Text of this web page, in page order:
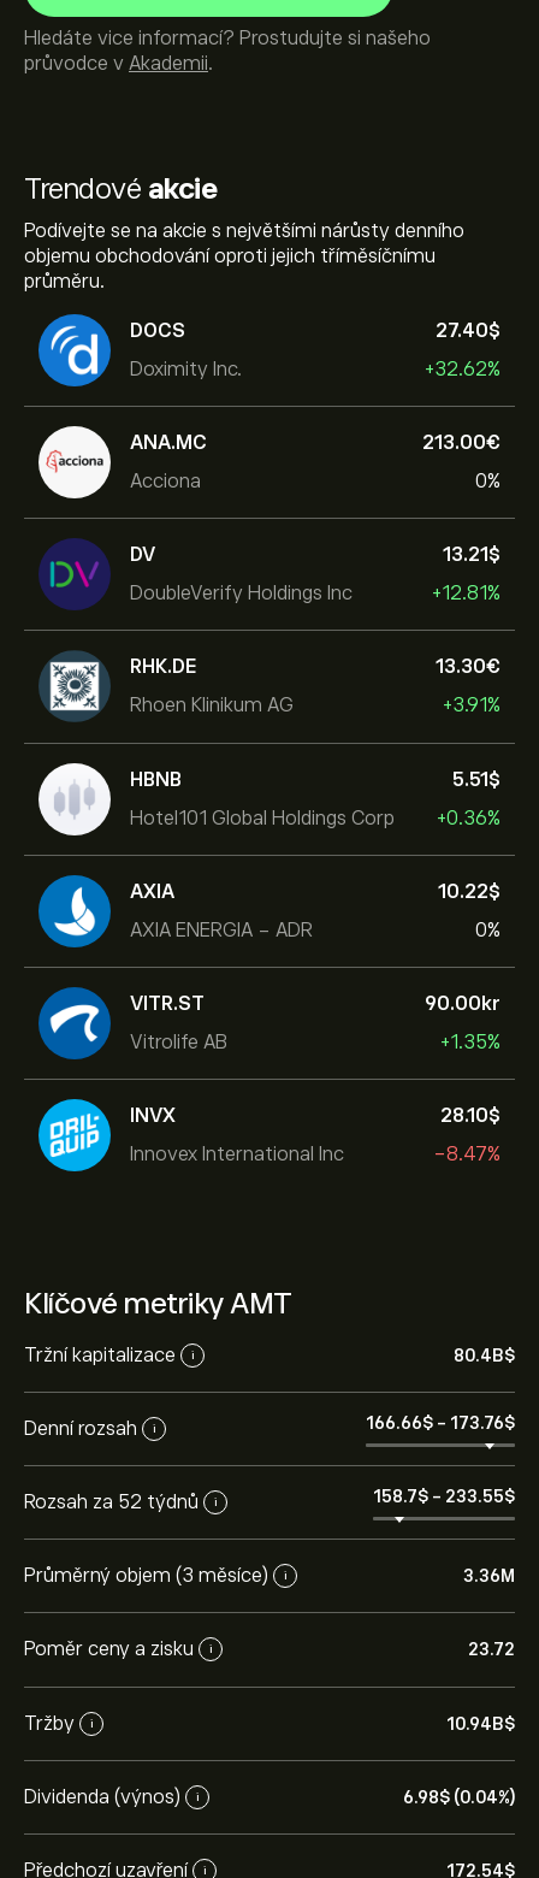
Trendové akcie
Podívejte se na akcie s největšími nárůsty denního
objemu obchodování oproti jejich tříměsíčnímu
průměru.
DOCS
Doximity Inc.
27.40‎$‎
+32.62%
ANA.MC
Acciona
213.00‎€‎
0%
DV
DoubleVerify Holdings Inc
13.21‎$‎
+12.81%
RHK.DE
Rhoen Klinikum AG
13.30‎€‎
+3.91%
HBNB
Hotel101 Global Holdings Corp
5.51‎$‎
+0.36%
AXIA
AXIA ENERGIA - ADR
10.22‎$‎
0%
VITR.ST
Vitrolife AB
90.00‎kr‎
+1.35%
INVX
Innovex International Inc
28.10‎$‎
-8.47%
Klíčové metriky AMT
Tržní kapitalizace i 80.4B‎$‎
Denní rozsah i 166.66‎$‎ - 173.76‎$‎
Rozsah za 52 týdnů i 158.7‎$‎ - 233.55‎$‎
Průměrný objem (3 měsíce) i 3.36M
Poměr ceny a zisku i 23.72
Tržby i 10.94B‎$‎
Dividenda (výnos) i 6.98‎$‎ (0.04%)
Předchozí uzavření i 172.54‎$‎
Hledáte vice informací? Prostudujte si našeho
průvodce v Akademii.